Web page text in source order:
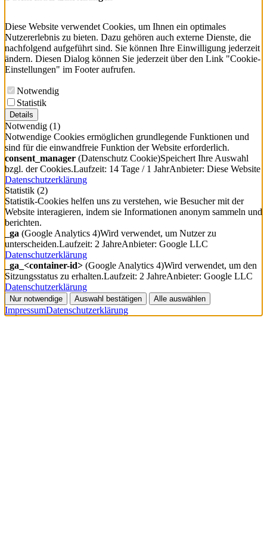
Diese Website verwendet Cookies, um Ihnen ein optimales
Nutzererlebnis zu bieten. Dazu gehören auch externe Dienste, die
nachfolgend aufgeführt sind. Sie können Ihre Einwilligung jederzeit
ändern. Diesen Dialog können Sie jederzeit über den Link "Cookie-
Einstellungen" im Footer aufrufen.
Notwendig
Statistik
Details
Notwendig (1)
Notwendige Cookies ermöglichen grundlegende Funktionen und
sind für die einwandfreie Funktion der Website erforderlich.
consent_manager (Datenschutz Cookie)Speichert Ihre Auswahl
bzgl. der Cookies.Laufzeit: 14 Tage / 1 JahrAnbieter: Diese Website
Datenschutzerklärung
Statistik (2)
Statistik-Cookies helfen uns zu verstehen, wie Besucher mit der
Website interagieren, indem sie Informationen anonym sammeln und
berichten.
_ga (Google Analytics 4)Wird verwendet, um Nutzer zu
unterscheiden.Laufzeit: 2 JahreAnbieter: Google LLC
Datenschutzerklärung
_ga_<container-id> (Google Analytics 4)Wird verwendet, um den
Sitzungsstatus zu erhalten.Laufzeit: 2 JahreAnbieter: Google LLC
Datenschutzerklärung
Nur notwendige Auswahl bestätigen Alle auswählen
ImpressumDatenschutzerklärung